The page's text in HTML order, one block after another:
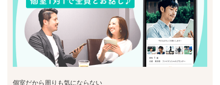
個室だから周りも気にならない